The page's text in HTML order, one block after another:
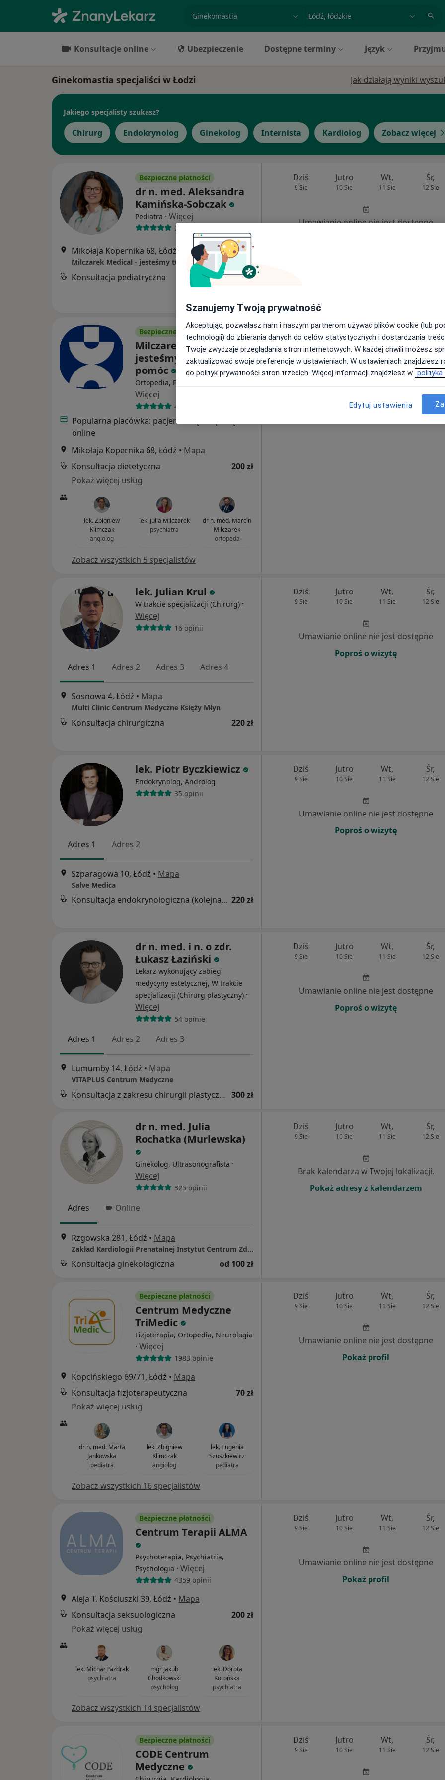
specjalizacja, badanie lub nazwiskomiasto lub dzielnica
Konsultacje online Ubezpieczenie Dostępne terminy Język
Ginekomastia specjaliści w Łodzi Jak działają wyniki
Jakiego specjalisty szukasz?
Chirurg Endokrynolog Ginekolog Internista Kardiolog Zobacz więcej
Bezpieczne płatności
dr n. med. Aleksandra
Kamińska-Sobczak
Pediatra · Więcej
27 opinii
Mikołaja Kopernika 68, Łódź Mapa
Milczarek Medical - jesteśmy tutaj, aby Ci pomóc
Konsultacja pediatryczna 300 zł
Dziś
9 Sie
Jutro
10 Sie
Wt,
11 Sie
Śr,
12 Sie
Umawianie online nie jest dostępne
Bezpieczne płatności
Milczarek Medical -
jesteśmy tutaj, aby Ci
pomóc
Ortopedia, Psychiatria, Pediatria
Więcej
401 opinii
Popularna placówka: pacjenci chętnie płacą
online
Mikołaja Kopernika 68, Łódź • Mapa
Konsultacja dietetyczna
200 zł
Pokaż więcej usług
lek. Zbigniew
Klimczak
angiolog
lek. Julia Milczarek
psychiatra
dr n. med. Marcin
Milczarek
ortopeda
Zobacz wszystkich 5 specjalistów
Dziś
9 Sie
Jutro
10 Sie
Wt,
11 Sie
Śr,
12 Sie
Umawianie online nie jest dostępne
lek. Julian Krul
W trakcie specjalizacji (Chirurg) ·
Więcej
16 opinii
Adres 1 Adres 2 Adres 3 Adres 4
Sosnowa 4, Łódź • Mapa
Multi Clinic Centrum Medyczne Księży Młyn
Konsultacja chirurgiczna 220 zł
Dziś
9 Sie
Jutro
10 Sie
Wt,
11 Sie
Śr,
12 Sie
Umawianie online nie jest dostępne
Poproś o wizytę
lek. Piotr Byczkiewicz
Endokrynolog, Androlog
35 opinii
Adres 1 Adres 2
Szparagowa 10, Łódź • Mapa
Salve Medica
Konsultacja endokrynologiczna (kolejna wizyta) 220 zł
Dziś
9 Sie
Jutro
10 Sie
Wt,
11 Sie
Śr,
12 Sie
Umawianie online nie jest dostępne
Poproś o wizytę
dr n. med. i n. o zdr.
Łukasz Łaziński
Lekarz wykonujący zabiegi
medycyny estetycznej, W trakcie
specjalizacji (Chirurg plastyczny) ·
Więcej
54 opinie
Adres 1 Adres 2 Adres 3
Lumumby 14, Łódź • Mapa
VITAPLUS Centrum Medyczne
Konsultacja z zakresu chirurgii plastycznej 300 zł
Dziś
9 Sie
Jutro
10 Sie
Wt,
11 Sie
Śr,
12 Sie
Umawianie online nie jest dostępne
Poproś o wizytę
dr n. med. Julia
Rochatka (Murlewska)
Ginekolog, Ultrasonografista ·
Więcej
325 opinii
Adres Online
Rzgowska 281, Łódź • Mapa
Zakład Kardiologii Prenatalnej Instytut Centrum Zdrowia Matki Polki
Konsultacja ginekologiczna od 100 zł
Dziś
9 Sie
Jutro
10 Sie
Wt,
11 Sie
Śr,
12 Sie
Brak kalendarza w Twojej lokalizacji.
Pokaż adresy z kalendarzem
Bezpieczne płatności
Centrum Medyczne
TriMedic
Fizjoterapia, Ortopedia, Neurologia
· Więcej
1983 opinie
Kopcińskiego 69/71, Łódź • Mapa
Konsultacja fizjoterapeutyczna
70 zł
Pokaż więcej usług
dr n. med. Marta
Jankowska
pediatra
lek. Zbigniew
Klimczak
angiolog
lek. Eugenia
Szuszkiewicz
pediatra
Zobacz wszystkich 16 specjalistów
Dziś
9 Sie
Jutro
10 Sie
Wt,
11 Sie
Śr,
12 Sie
Umawianie online nie jest dostępne
Pokaż profil
Bezpieczne płatności
Centrum Terapii ALMA
Psychoterapia, Psychiatria,
Psychologia · Więcej
4359 opinii
Aleja T. Kościuszki 39, Łódź • Mapa
Konsultacja seksuologiczna
200 zł
Pokaż więcej usług
lek. Michał Pazdrak
psychiatra
mgr Jakub
Chodkowski
psycholog
lek. Dorota
Korońska
psychiatra
Zobacz wszystkich 14 specjalistów
Dziś
9 Sie
Jutro
10 Sie
Wt,
11 Sie
Śr,
12 Sie
Umawianie online nie jest dostępne
Pokaż profil
Bezpieczne płatności
CODE Centrum
Medyczne
Dziś
9 Sie
Jutro
10 Sie
Wt,
11 Sie
Śr,
12 Sie
Szanujemy Twoją prywatność
Akceptując, pozwalasz nam i naszym partnerom używać plików cookie (lub
technologii) do zbierania danych do celów statystycznych i dostarczania
Twoje zwyczaje przeglądania stron internetowych. W każdej chwili możesz
zaktualizować swoje preferencje w ustawieniach. W ustawieniach znajdziesz
do polityk prywatności stron trzecich. Więcej informacji znajdziesz w polityka
Edytuj ustawienia